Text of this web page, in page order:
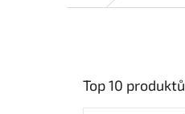
Top 10 produktů